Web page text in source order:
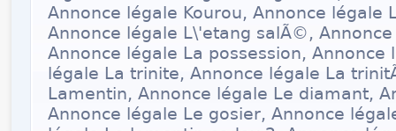
Annonce légale Kourou, Annonce légale
Annonce légale L\'etang salÃ©,
Annonce légale La possession, Annonce
légale La trinite, Annonce légale La
Lamentin, Annonce légale Le diamant,
Annonce légale Le gosier, Annonce